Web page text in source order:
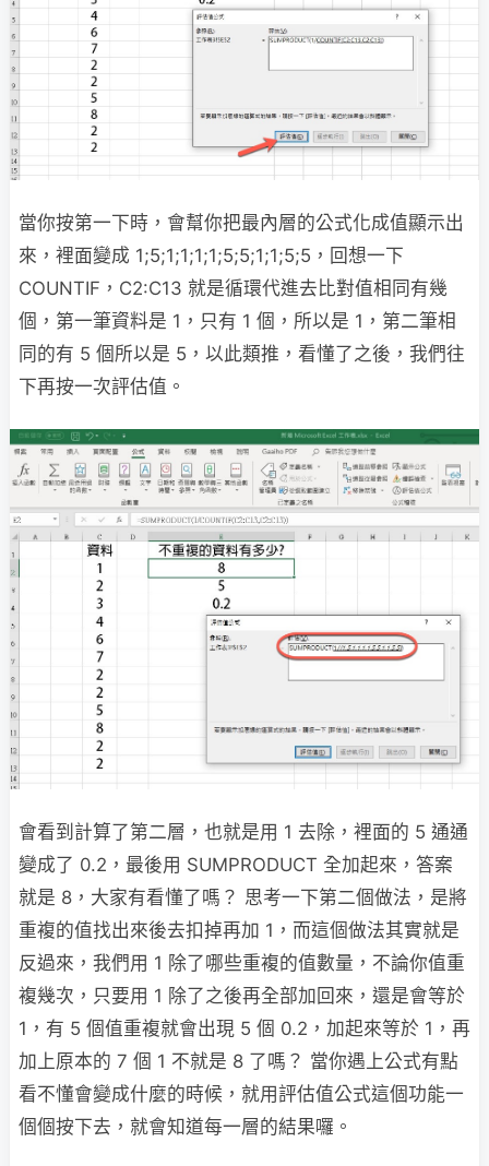
當你按第一下時，會幫你把最內層的公式化成值顯示出
來，裡面變成 1;5;1;1;1;1;5;5;1;1;5;5，回想一下
COUNTIF，C2:C13 就是循環代進去比對值相同有幾
個，第一筆資料是 1，只有 1 個，所以是 1，第二筆相
同的有 5 個所以是 5，以此類推，看懂了之後，我們往
下再按一次評估值。
會看到計算了第二層，也就是用 1 去除，裡面的 5 通通
變成了 0.2，最後用 SUMPRODUCT 全加起來，答案
就是 8，大家有看懂了嗎？ 思考一下第二個做法，是將
重複的值找出來後去扣掉再加 1，而這個做法其實就是
反過來，我們用 1 除了哪些重複的值數量，不論你值重
複幾次，只要用 1 除了之後再全部加回來，還是會等於
1，有 5 個值重複就會出現 5 個 0.2，加起來等於 1，再
加上原本的 7 個 1 不就是 8 了嗎？ 當你遇上公式有點
看不懂會變成什麼的時候，就用評估值公式這個功能一
個個按下去，就會知道每一層的結果囉。